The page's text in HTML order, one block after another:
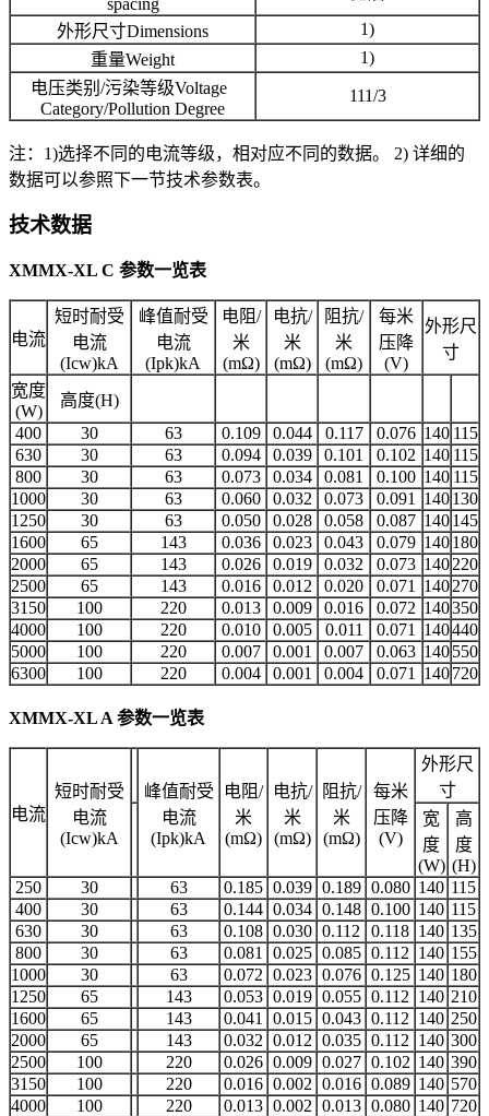
外形尺寸Dimensions
1)
重量Weight
1)
电压类别/污染等级Voltage
Category/Pollution Degree
111/3
注：1)选择不同的电流等级，相对应不同的数据。 2) 详细的
数据可以参照下一节技术参数表。
技术数据
XMMX-XL C 参数一览表
电流
短时耐受
电流
(Icw)kA
峰值耐受
电流
(Ipk)kA
电阻/
米
(mΩ)
电抗/
米
(mΩ)
阻抗/
米
(mΩ)
每米
压降
(V)
外形尺
寸
宽度
(W)
高度(H)
400
30 63 0.109 0.044 0.117 0.076 140 115
630
30 63 0.094 0.039 0.101 0.102 140 115
800
30 63 0.073 0.034 0.081 0.100 140 115
1000
30 63 0.060 0.032 0.073 0.091 140130
1250
30 63 0.050 0.028 0.058 0.087 140145
1600
65 143 0.036 0.023 0.043 0.079 140180
2000
65 143 0.026 0.019 0.032 0.073 140220
2500
65 143 0.016 0.012 0.020 0.071 140270
3150
100 220 0.013 0.009 0.016 0.072 140350
4000
100 220 0.010 0.005 0.011 0.071 140440
5000
100 220 0.007 0.001 0.007 0.063 140550
6300
100 220 0.004 0.001 0.004 0.071 140720
XMMX-XL A 参数一览表
电流
短时耐受
电流
(Icw)kA
峰值耐受
电流
(Ipk)kA
电阻/
米
(mΩ)
电抗/
米
(mΩ)
阻抗/
米
(mΩ)
每米
压降
(V)
外形尺
寸
宽
度
(W)
高
度
(H)
250
30 63 0.185 0.039 0.189 0.080 140 115
400
30 63 0.144 0.034 0.148 0.100 140 115
630
30 63 0.108 0.030 0.112 0.118 140 135
800
30 63 0.081 0.025 0.085 0.112 140 155
1000
30 63 0.072 0.023 0.076 0.125 140 180
1250
65 143 0.053 0.019 0.055 0.112 140 210
1600
65 143 0.041 0.015 0.043 0.112 140 250
2000
65 143 0.032 0.012 0.035 0.112 140 300
2500
100 220 0.026 0.009 0.027 0.102 140 390
3150
100 220 0.016 0.002 0.016 0.089 140 570
4000
100 220 0.013 0.002 0.013 0.080 140 720